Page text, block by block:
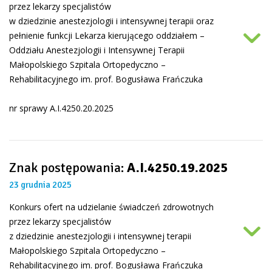
przez lekarzy specjalistów
w dziedzinie anestezjologii i intensywnej terapii oraz
pełnienie funkcji Lekarza kierującego oddziałem –
Oddziału Anestezjologii i Intensywnej Terapii
Małopolskiego Szpitala Ortopedyczno –
Rehabilitacyjnego im. prof. Bogusława Frańczuka
nr sprawy A.I.4250.20.2025
Znak postępowania: A.I.4250.19.2025
23 grudnia 2025
Konkurs ofert na udzielanie świadczeń zdrowotnych
przez lekarzy specjalistów
z dziedzinie anestezjologii i intensywnej terapii
Małopolskiego Szpitala Ortopedyczno –
Rehabilitacyjnego im. prof. Bogusława Frańczuka